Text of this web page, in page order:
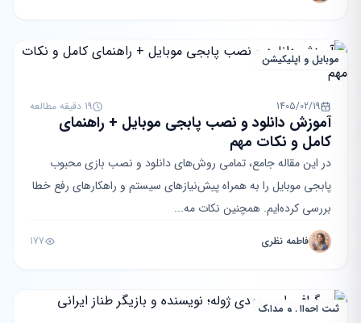
موبایل و اپلیکیشن
1405/02/19 19 دقیقه مطالعه
آموزش دانلود و نصب پابجی موبایل + راهنمای
کامل و نکات مهم
در این مقاله جامع، تمامی روش‌های دانلود و نصب بازی محبوب
پابجی موبایل را به همراه پیش‌نیازهای سیستم و راهکارهای رفع خطا
بررسی کرده‌ایم. همچنین نکات مه...
فاطمه نظری 177
ثبت احوال و مدارک